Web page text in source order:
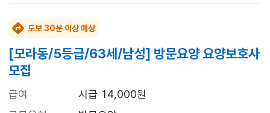
도보 30분 이상 예상
[모라동/5등급/63세/남성] 방문요양 요양보호사
모집
급여
시급 14,000원